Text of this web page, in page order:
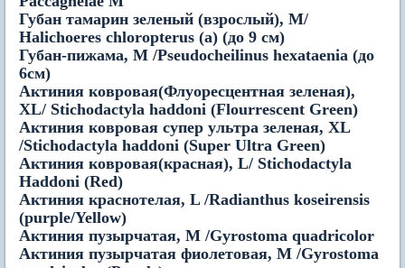
Губан тамарин зеленый (взрослый), M/
Halichoeres chloropterus (a) (до 9 см)
Губан-пижама, M /Pseudocheilinus hexataenia (до
6см)
Актиния ковровая(Флуоресцентная зеленая),
XL/ Stichodactyla haddoni (Flourrescent Green)
Актиния ковровая супер ультра зеленая, XL
/Stichodactyla haddoni (Super Ultra Green)
Актиния ковровая(красная), L/ Stichodactyla
Haddoni (Red)
Актиния краснотелая, L /Radianthus koseirensis
(purple/Yellow)
Актиния пузырчатая, М /Gyrostoma quadricolor
Актиния пузырчатая фиолетовая, М /Gyrostoma